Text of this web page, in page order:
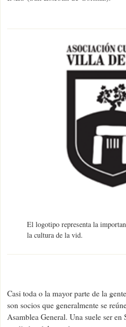
El logotipo representa la
la cultura de la vid.
Casi toda o la mayor parte de la
son socios que generalmente se
Asamblea General. Una suele ser en